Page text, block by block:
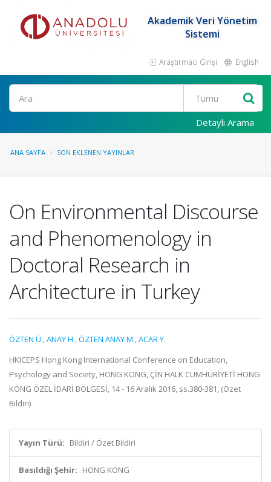
Akademik Veri Yönetim
Sistemi
Araştırmacı Girişi English
Ara
Detaylı Arama
ANA SAYFA SON EKLENEN YAYINLAR
On Environmental Discourse
and Phenomenology in
Doctoral Research in
Architecture in Turkey
ÖZTEN Ü.,ANAY H.,ÖZTEN ANAY M.,ACAR Y.
HKICEPS Hong Kong International Conference on Education,
Psychology and Society, HONG KONG, ÇİN HALK CUMHURİYETİ HONG
KONG ÖZEL İDARİ BÖLGESİ, 14 - 16 Aralık 2016, ss.380-381, (Özet
Bildiri)
Yayın Türü: Bildiri / Özet Bildiri
Basıldığı Şehir: HONG KONG